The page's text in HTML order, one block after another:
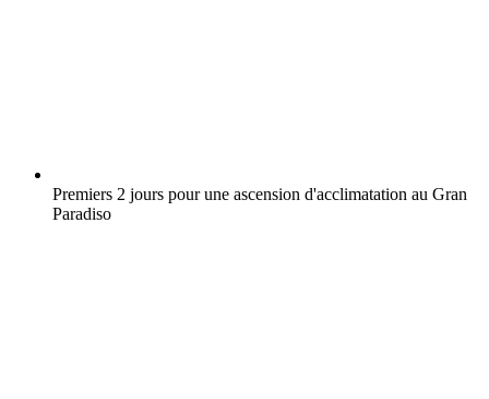
Premiers 2 jours pour une ascension d'acclimatation au Gran
Paradiso